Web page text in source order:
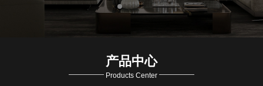
产品中心
Products Center